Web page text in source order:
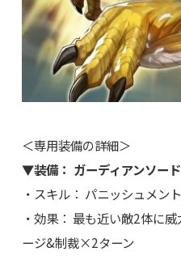
＜専用装備の詳細＞
▼装備： ガーディアンソー
・スキル： パニッシュメント
・効果： 最も近い敵2体に
ージ&制裁×2ターン